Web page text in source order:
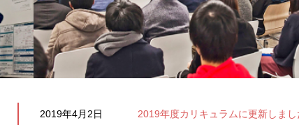
2019年4月2日 2019年度カリキュラムに更新しまし